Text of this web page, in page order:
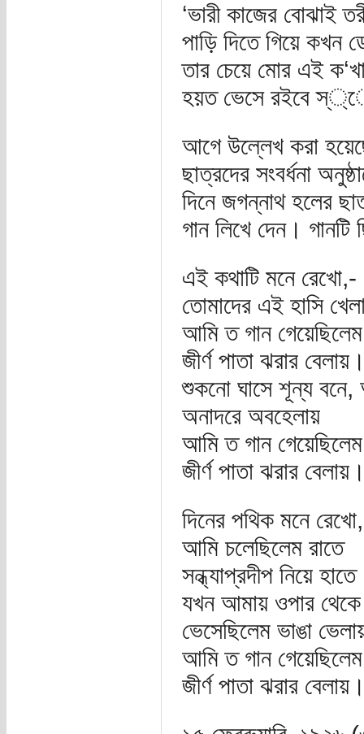
‘ভারী কাজের বোঝাই
পাড়ি দিতে গিয়ে
তার চেয়ে মোর এই
হয়ত ভেসে রইবে
আগে উল্লেখ করা
ছাত্রদের সংবর্ধনা
দিনে জগন্নাথ হলের
গান লিখে দেন। গানটি
এই কথাটি মনে রেখো,-
তোমাদের এই হাসি
আমি ত গান গেয়েছিলেম
জীর্ণ পাতা ঝরার
শুকনো ঘাসে শূন্য
অনাদরে অবহেলায়
আমি ত গান গেয়েছিলেম
জীর্ণ পাতা ঝরার
দিনের পথিক মনে
আমি চলেছিলেম রাতে
সন্ধ্যাপ্রদীপ নিয়ে
যখন আমায় ওপার
ভেসেছিলেম ভাঙা
আমি ত গান গেয়েছিলেম
জীর্ণ পাতা ঝরার